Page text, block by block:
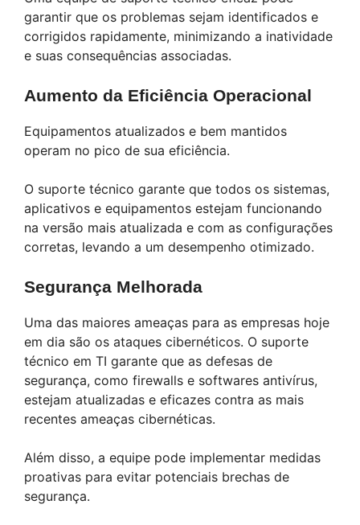
garantir que os problemas sejam identificados e
corrigidos rapidamente, minimizando a inatividade
e suas consequências associadas.
Aumento da Eficiência Operacional
Equipamentos atualizados e bem mantidos
operam no pico de sua eficiência.
O suporte técnico garante que todos os sistemas,
aplicativos e equipamentos estejam funcionando
na versão mais atualizada e com as configurações
corretas, levando a um desempenho otimizado.
Segurança Melhorada
Uma das maiores ameaças para as empresas hoje
em dia são os ataques cibernéticos. O suporte
técnico em TI garante que as defesas de
segurança, como firewalls e softwares antivírus,
estejam atualizadas e eficazes contra as mais
recentes ameaças cibernéticas.
Além disso, a equipe pode implementar medidas
proativas para evitar potenciais brechas de
segurança.